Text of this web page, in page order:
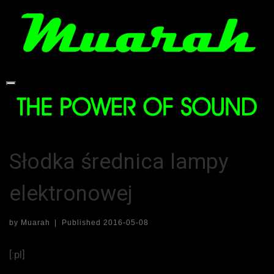
content
Słodka średnica lampy
elektronowej
by Muarah Published 2016-05-08
[:pl]